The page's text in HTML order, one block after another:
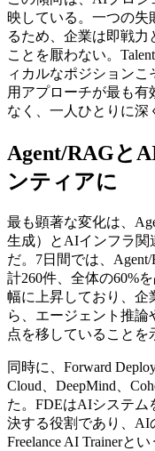
映している。一つの失
るため、企業は即戦力
ことを厭わない。
ィカルなポジションこ
用アプローチが最も
なく、一人ひとりに深
Agent/RAGと
ンティアに
最も顕著な変化は、
生成）とAIインフラ関
だ。7日間では、
計260件、全体の60%
幅に上昇しており、企
ら、エージェント推
点を移していることを
同時に、Forward
Cloud、DeepMind、
た。FDEはAIシステム
決する役割であり、AI
Freelance AI Trainerと